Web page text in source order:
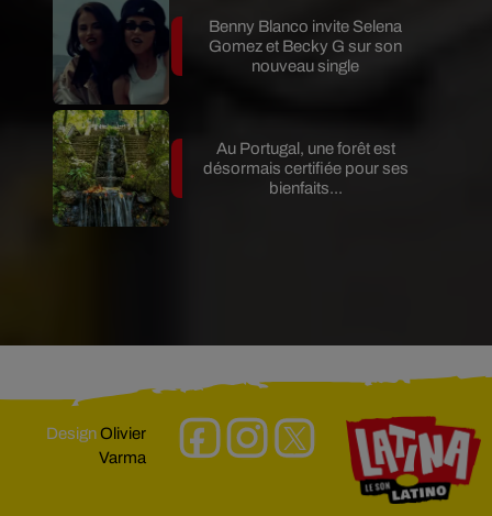
Benny Blanco invite Selena
Gomez et Becky G sur son
nouveau single
Au Portugal, une forêt est
désormais certifiée pour ses
bienfaits...
DesignOlivier
Varma